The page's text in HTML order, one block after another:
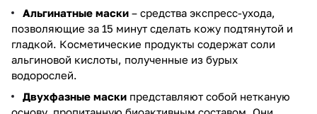
Альгинатные маски – средства экспресс-ухода,
позволяющие за 15 минут сделать кожу подтянутой и
гладкой. Косметические продукты содержат соли
альгиновой кислоты, полученные из бурых
водорослей.
Двухфазные маски представляют собой нетканую